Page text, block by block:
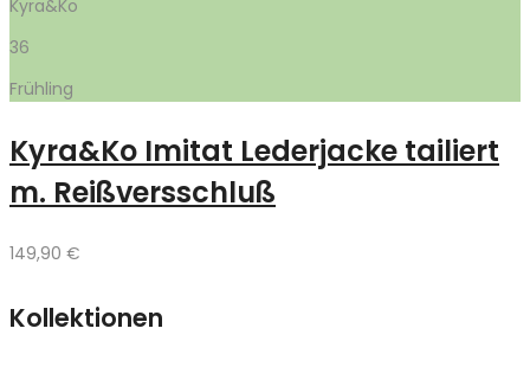
Kyra&Ko
36
Frühling
Kyra&Ko Imitat Lederjacke tailiert
m. Reißversschluß
149,90 €
Kollektionen